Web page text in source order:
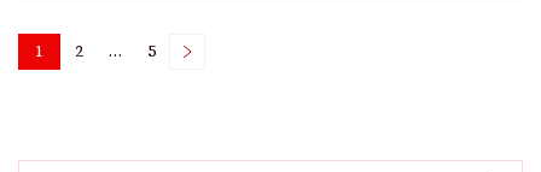
Posts
Page
1 Page
2 … Page
5